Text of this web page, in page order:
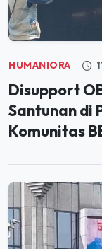
HUMANIORA
Disupport
Santunan di
Komunitas